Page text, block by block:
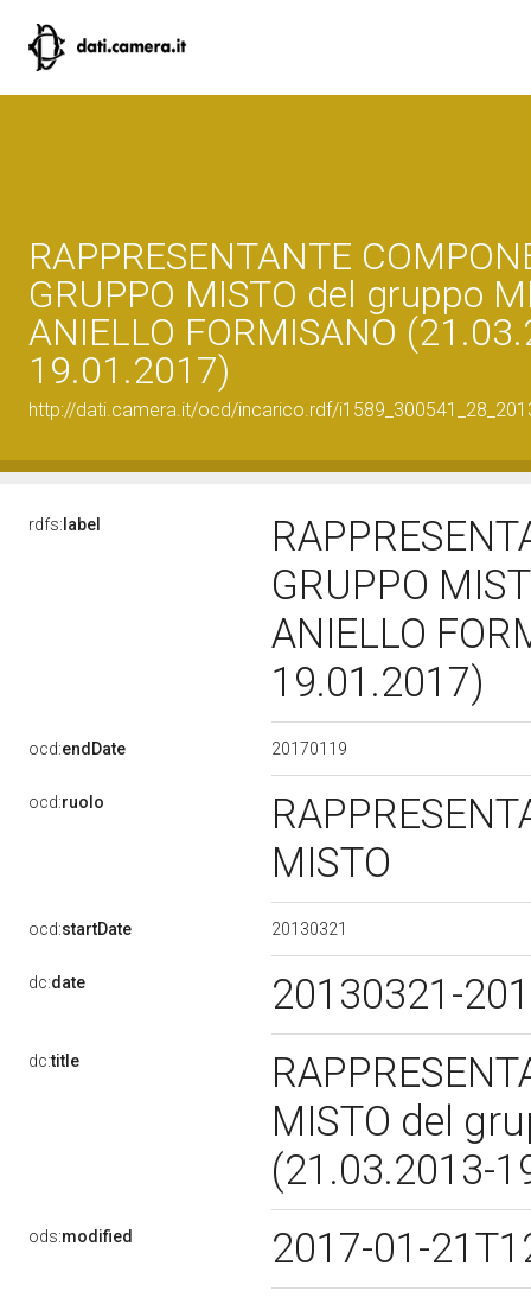
RAPPRESENTANTE
GRUPPO MISTO del gruppo
ANIELLO FORMISANO
19.01.2017)
http://dati.camera.it/ocd/incarico.rdf/
rdfs: label
GRUPPO
ANIELLO
19.01.2017)
ocd:endDate 20170119
ocd:ruolo
MISTO
ocd:startDate 20130321
dc:date 20130321-
dc:title
MISTO del
(21.03.2013-
ods:modified 2017-01-